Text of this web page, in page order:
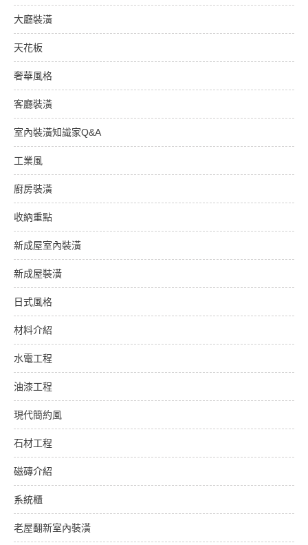
大廳裝潢
天花板
奢華風格
客廳裝潢
室內裝潢知識家Q&A
工業風
廚房裝潢
收納重點
新成屋室內裝潢
新成屋裝潢
日式風格
材料介紹
水電工程
油漆工程
現代簡約風
石材工程
磁磚介紹
系統櫃
老屋翻新室內裝潢